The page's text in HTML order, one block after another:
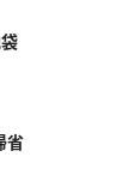
省